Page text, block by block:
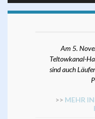
Am 5.
Teltowkanal-
sind auch
>> MEHR